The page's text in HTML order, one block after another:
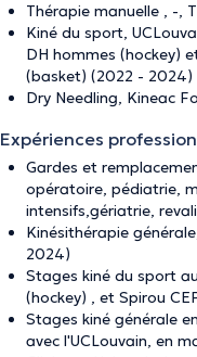
Thérapie manuelle , -,
Kiné du sport,
DH hommes (hockey)
(basket) (2022 - 2024)
Dry Needling, Kineac
Expériences
Gardes et
opératoire, pédiatrie,
intensifs,gériatrie,
Kinésithérapie
2024)
Stages kiné du sport
(hockey) , et Spirou
Stages kiné générale
avec l'UCLouvain, en